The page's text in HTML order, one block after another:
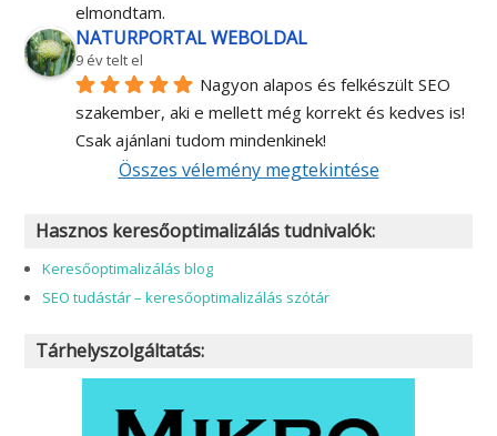
elmondtam.
NATURPORTAL WEBOLDAL
9 év telt el
Nagyon alapos és felkészült SEO
szakember, aki e mellett még korrekt és kedves is!
Csak ajánlani tudom mindenkinek!
Összes vélemény megtekintése
Hasznos keresőoptimalizálás tudnivalók:
Keresőoptimalizálás blog
SEO tudástár – keresőoptimalizálás szótár
Tárhelyszolgáltatás: